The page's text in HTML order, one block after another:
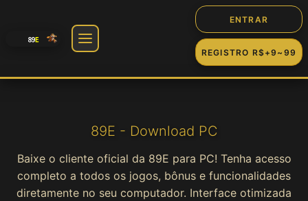
ENTRAR
REGISTRO R$+9~99
Cassino
89E - Download PC
Baixe o cliente oficial da 89E para PC! Tenha acesso
completo a todos os jogos, bônus e funcionalidades
diretamente no seu computador. Interface otimizada